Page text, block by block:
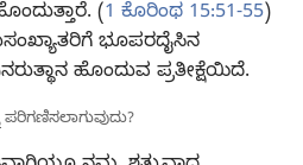
(1 ಕೊರಿಂಥ 15:51-55)
ಭೂಪರದೈಸಿನ
ಹೊಂದುವ ಪ್ರತೀಕ್ಷೆಯಿದೆ.